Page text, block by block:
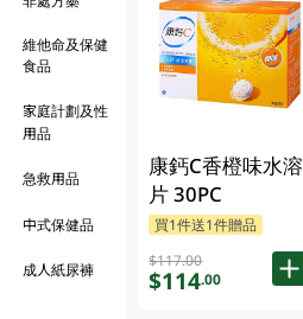
維他命及保健
食品
家庭計劃及性
用品
急救用品
中式保健品
成人紙尿褲
康鈣C香橙味水溶
片 30PC
買1件送1件贈品
$117.00
$114.00